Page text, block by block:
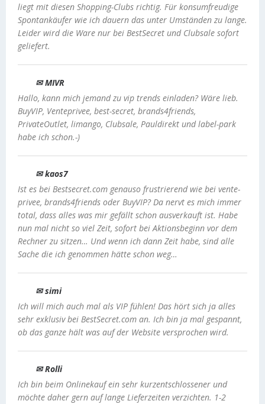
liegt mit diesen Shopping-Clubs richtig. Für konsumfreudige
Spontankäufer wie ich dauern das unter Umständen zu lange.
Leider wird die Ware nur bei BestSecret und Clubsale sofort
geliefert.
✉ MIVR
Hallo, kann mich jemand zu vip trends einladen? Wäre lieb.
BuyVIP, Venteprivee, best-secret, brands4friends,
PrivateOutlet, limango, Clubsale, Pauldirekt und label-park
habe ich schon.-)
✉ kaos7
Ist es bei Bestsecret.com genauso frustrierend wie bei vente-
privee, brands4friends oder BuyVIP? Da nervt es mich immer
total, dass alles was mir gefällt schon ausverkauft ist. Habe
nun mal nicht so viel Zeit, sofort bei Aktionsbeginn vor dem
Rechner zu sitzen… Und wenn ich dann Zeit habe, sind alle
Sache die ich genommen hätte schon weg…
✉ simi
Ich will mich auch mal als VIP fühlen! Das hört sich ja alles
sehr exklusiv bei BestSecret.com an. Ich bin ja mal gespannt,
ob das ganze hält was auf der Website versprochen wird.
✉ Rolli
Ich bin beim Onlinekauf ein sehr kurzentschlossener und
möchte daher gern auf lange Lieferzeiten verzichten. 1-2